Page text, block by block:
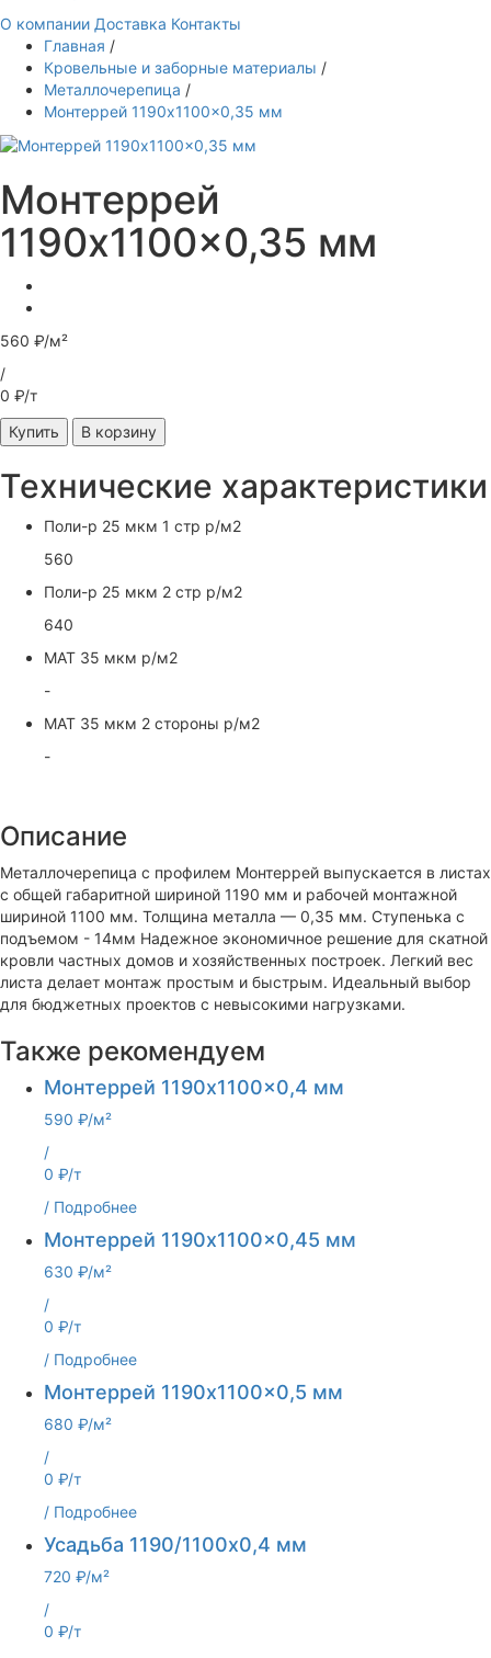
О компании Доставка Контакты
Главная /
Кровельные и заборные материалы /
Металлочерепица /
Монтеррей 1190x1100x0,35 мм
Монтеррей
1190x1100x0,35 мм
560 ₽/м²
/
0 ₽/т
Купить
В корзину
Технические характеристики
Поли-р 25 мкм 1 стр р/м2
560
Поли-р 25 мкм 2 стр р/м2
640
МАТ 35 мкм р/м2
-
МАТ 35 мкм 2 стороны р/м2
-
Описание
Металлочерепица с профилем Монтеррей выпускается в листах
с общей габаритной шириной 1190 мм и рабочей монтажной
шириной 1100 мм. Толщина металла — 0,35 мм. Ступенька с
подъемом - 14мм Надежное экономичное решение для скатной
кровли частных домов и хозяйственных построек. Легкий вес
листа делает монтаж простым и быстрым. Идеальный выбор
для бюджетных проектов с невысокими нагрузками.
Также рекомендуем
Монтеррей 1190x1100x0,4 мм
590 ₽/м²
/
0 ₽/т
/ Подробнее
Монтеррей 1190x1100x0,45 мм
630 ₽/м²
/
0 ₽/т
/ Подробнее
Монтеррей 1190x1100x0,5 мм
680 ₽/м²
/
0 ₽/т
/ Подробнее
Усадьба 1190/1100x0,4 мм
720 ₽/м²
/
0 ₽/т